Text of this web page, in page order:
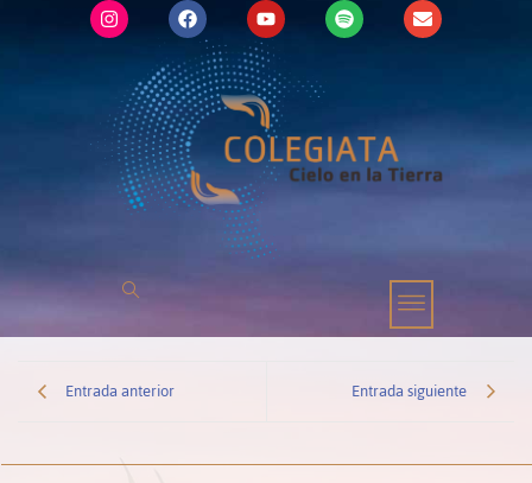
Entrada anterior Entrada siguiente